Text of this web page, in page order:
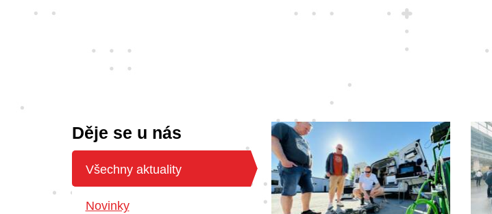
Děje se u nás
Všechny aktuality
Novinky